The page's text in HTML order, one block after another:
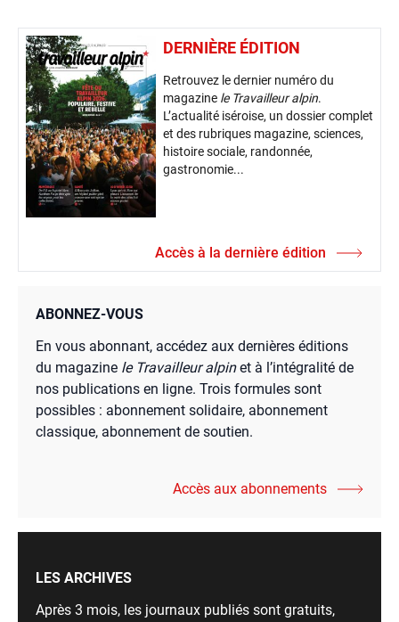
DERNIÈRE ÉDITION
Retrouvez le dernier numéro du
magazine le Travailleur alpin.
L’actualité iséroise, un dossier complet
et des rubriques magazine, sciences,
histoire sociale, randonnée,
gastronomie...
Accès à la dernière édition
ABONNEZ-VOUS
En vous abonnant, accédez aux dernières éditions
du magazine le Travailleur alpinet à l’intégralité de
nos publications en ligne. Trois formules sont
possibles : abonnement solidaire, abonnement
classique, abonnement de soutien.
Accès aux abonnements
LES ARCHIVES
Après 3 mois, les journaux publiés sont gratuits,